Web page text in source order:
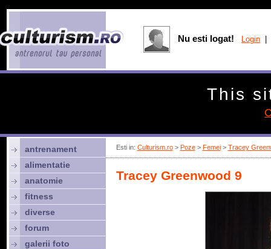
Esti in: Culturism.ro> Poze> Femei> Tracey
Tracey Greenwood 9
antrenament
alimentatie
anatomie
fitness
diverse
forum
galerii foto
Nu esti logat! Login
This